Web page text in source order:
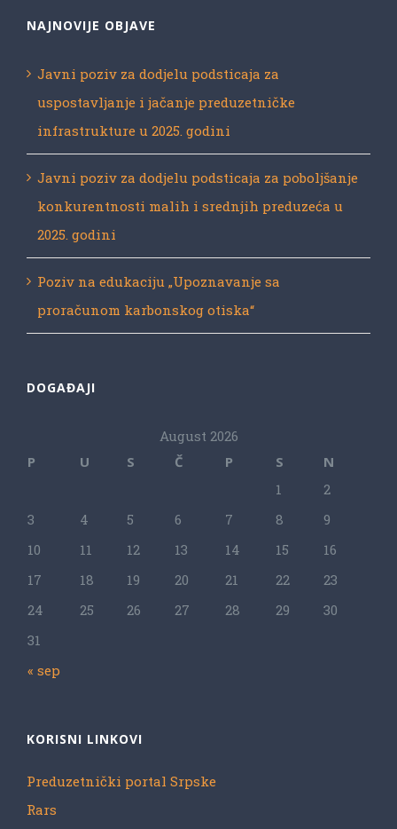
NAJNOVIJE OBJAVE
Javni poziv za dodjelu podsticaja za
uspostavljanje i jačanje preduzetničke
infrastrukture u 2025. godini
Javni poziv za dodjelu podsticaja za poboljšanje
konkurentnosti malih i srednjih preduzeća u
2025. godini
Poziv na edukaciju „Upoznavanje sa
proračunom karbonskog otiska“
DOGAĐAJI
August 2026
P
U S Č P S N
« sep
1
2
3
4 5 6 7 8
9
10
11 12 13 14 15
16
17
18 19 20 21 22
23
24
25 26 27 28 29
30
31
KORISNI LINKOVI
Preduzetnički portal Srpske
Rars